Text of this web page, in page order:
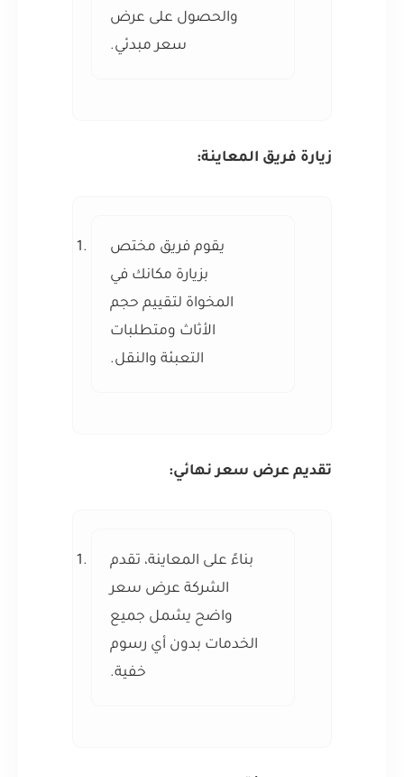
والحصول على عرض
سعر مبدئي.
زيارة فريق المعاينة:
يقوم فريق مختص
بزيارة مكانك في
المخواة لتقييم حجم
الأثاث ومتطلبات
التعبئة والنقل.
تقديم عرض سعر نهائي:
بناءً على المعاينة، تقدم
الشركة عرض سعر
واضح يشمل جميع
الخدمات بدون أي رسوم
خفية.